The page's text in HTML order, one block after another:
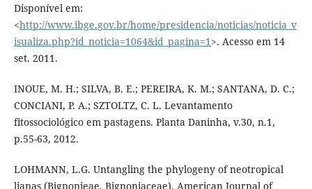
Disponível em:
<http://www.ibge.gov.br/home/presidencia/noticias/noticia_v
isualiza.php?id_noticia=1064&id_pagina=1>. Acesso em 14
set. 2011.
INOUE, M. H.; SILVA, B. E.; PEREIRA, K. M.; SANTANA, D. C.;
CONCIANI, P. A.; SZTOLTZ, C. L. Levantamento
fitossociológico em pastagens. Planta Daninha, v.30, n.1,
p.55-63, 2012.
LOHMANN, L.G. Untangling the phylogeny of neotropical
lianas (Bignonieae, Bignoniaceae). American Journal of